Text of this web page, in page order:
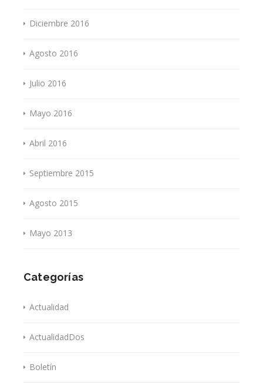
Diciembre 2016
Agosto 2016
Julio 2016
Mayo 2016
Abril 2016
Septiembre 2015
Agosto 2015
Mayo 2013
Categorías
Actualidad
ActualidadDos
Boletín